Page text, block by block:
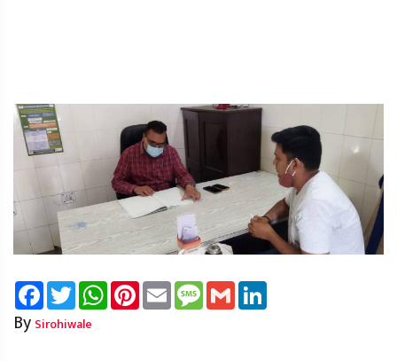
FacebookTwitterWhatsAppPinterest
Email Message
Gmail
By Sirohiwale